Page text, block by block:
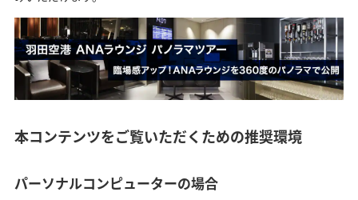
本コンテンツをご覧いただくための推奨環境
パーソナルコンピューターの場合